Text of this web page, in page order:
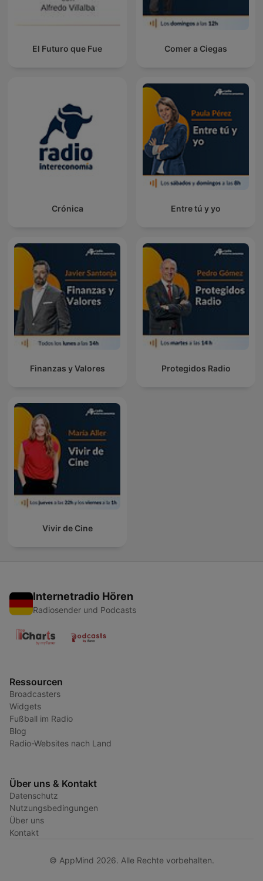
El Futuro que Fue Comer a Ciegas
Crónica Entre tú y yo
Finanzas y Valores Protegidos Radio
Vivir de Cine
Internetradio Hören
Radiosender und Podcasts
Ressourcen
Broadcasters
Widgets
Fußball im Radio
Blog
Radio-Websites nach Land
Über uns & Kontakt
Datenschutz
Nutzungsbedingungen
Über uns
Kontakt
© AppMind 2026. Alle Rechte vorbehalten.